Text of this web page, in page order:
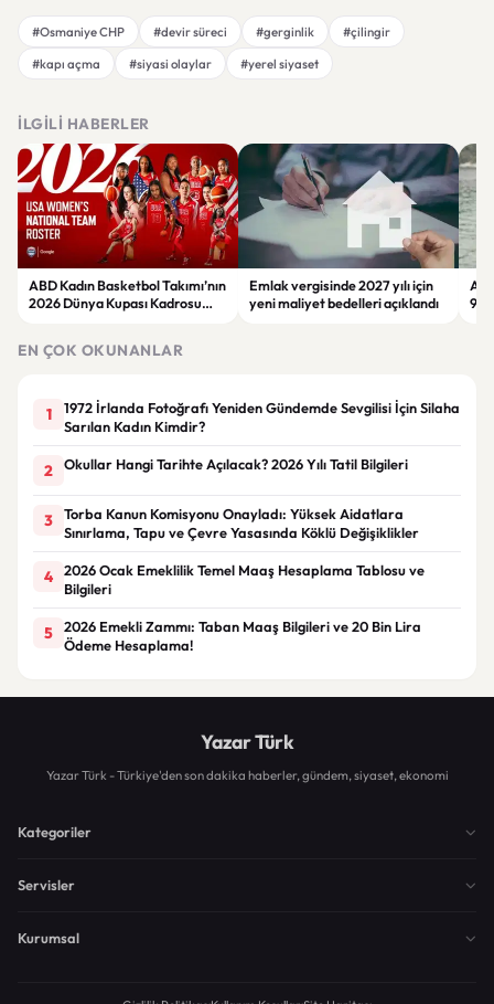
#Osmaniye CHP #devir süreci #gerginlik
#çilingir
#kapı açma
#siyasi olaylar #yerel siyaset
İLGILI HABERLER
ABD Kadın Basketbol Takımı’nın
2026 Dünya Kupası Kadrosu
Emlak vergisinde 2027 yılı için
yeni maliyet bedelleri açıklandı
9.
EN ÇOK OKUNANLAR
1
1972 İrlanda Fotoğrafı Yeniden Gündemde Sevgilisi İçin Silaha
Sarılan Kadın Kimdir?
2 Okullar Hangi Tarihte Açılacak? 2026 Yılı Tatil Bilgileri
3
Torba Kanun Komisyonu Onayladı: Yüksek Aidatlara
Sınırlama, Tapu ve Çevre Yasasında Köklü Değişiklikler
4
2026 Ocak Emeklilik Temel Maaş Hesaplama Tablosu ve
Bilgileri
5
2026 Emekli Zammı: Taban Maaş Bilgileri ve 20 Bin Lira
Ödeme Hesaplama!
Yazar Türk
Yazar Türk - Türkiye'den son dakika haberler, gündem, siyaset, ekonomi
Kategoriler
Servisler
Kurumsal